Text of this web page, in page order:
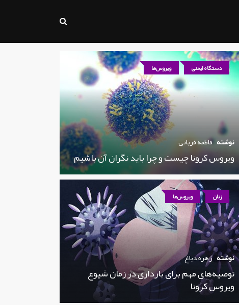
دستگاه ایمنی ویروس‌ها
نوشته فاطمه قربانی
ویروس کرونا چیست و چرا باید نگران آن باشیم
زنان ویروس‌ها
نوشته زهره دباغ
توصیه‌های مهم برای بارداری در زمان شیوع
ویروس کرونا